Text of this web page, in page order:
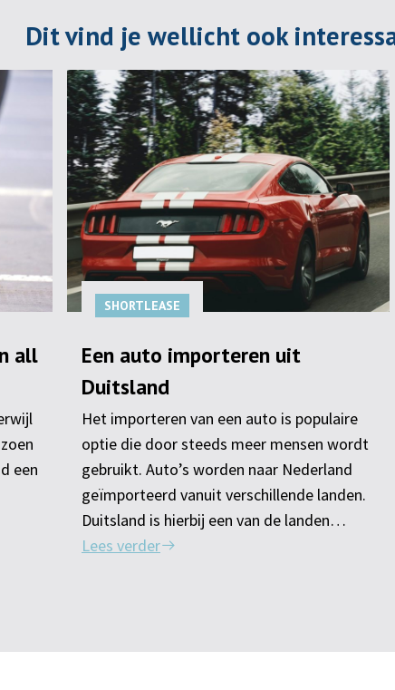
Dit vind je wellicht ook
all
een
SHORTLEASE
Een auto importeren uit
Duitsland
Het importeren van een auto is populaire
optie die door steeds meer mensen wordt
gebruikt. Auto’s worden naar Nederland
geïmporteerd vanuit verschillende landen.
Duitsland is hierbij een van de landen…
Lees verder